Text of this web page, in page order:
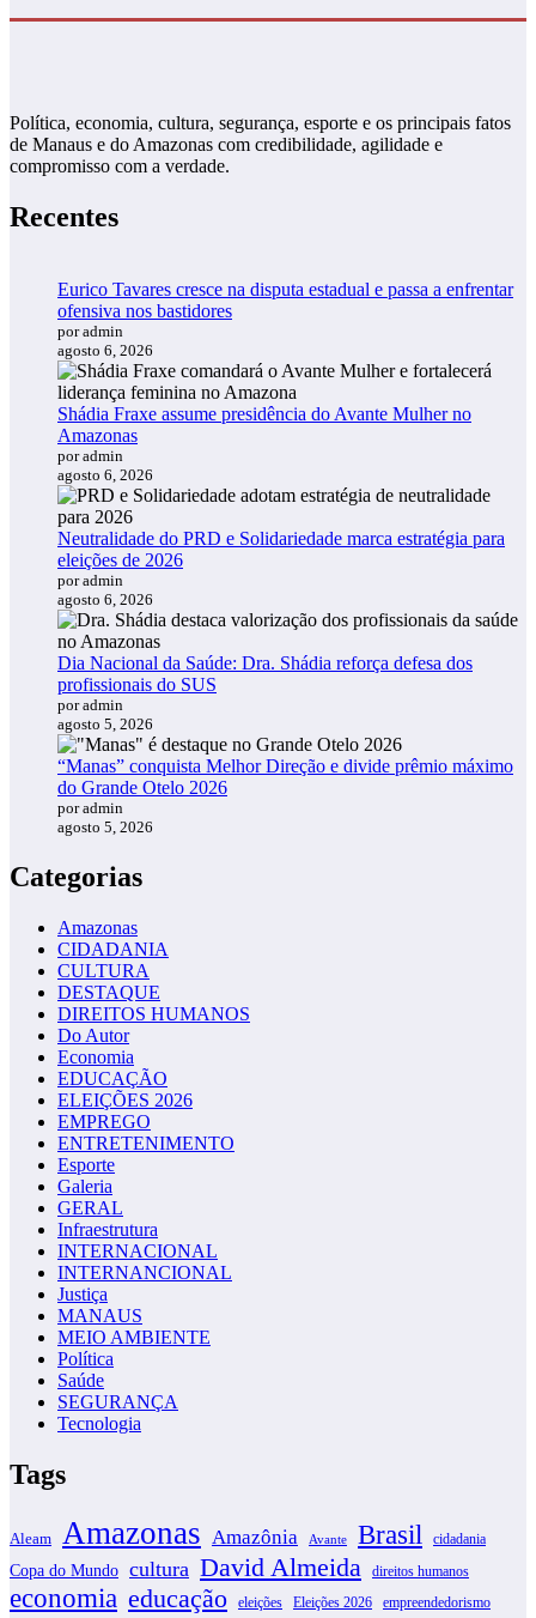
Política, economia, cultura, segurança, esporte e os principais fatos
de Manaus e do Amazonas com credibilidade, agilidade e
compromisso com a verdade.
Recentes
Eurico Tavares cresce na disputa estadual e passa a enfrentar
ofensiva nos bastidores
por admin
agosto 6, 2026
Shádia Fraxe assume presidência do Avante Mulher no
Amazonas
por admin
agosto 6, 2026
Neutralidade do PRD e Solidariedade marca estratégia para
eleições de 2026
por admin
agosto 6, 2026
Dia Nacional da Saúde: Dra. Shádia reforça defesa dos
profissionais do SUS
por admin
agosto 5, 2026
“Manas” conquista Melhor Direção e divide prêmio máximo
do Grande Otelo 2026
por admin
agosto 5, 2026
Categorias
Amazonas
CIDADANIA
CULTURA
DESTAQUE
DIREITOS HUMANOS
Do Autor
Economia
EDUCAÇÃO
ELEIÇÕES 2026
EMPREGO
ENTRETENIMENTO
Esporte
Galeria
GERAL
Infraestrutura
INTERNACIONAL
INTERNANCIONAL
Justiça
MANAUS
MEIO AMBIENTE
Política
Saúde
SEGURANÇA
Tecnologia
Tags
Aleam Amazonas Amazônia Avante Brasil cidadania
Copa do Mundo cultura David Almeida direitos humanos
economia educação eleições Eleições 2026
empreendedorismo